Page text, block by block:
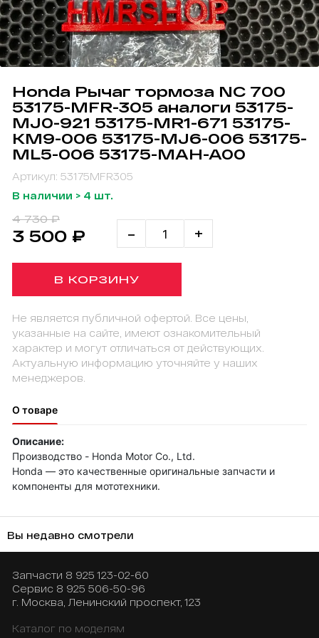
Honda Рычаг тормоза NC 700
53175-MFR-305 аналоги 53175-
MJ0-921 53175-MR1-671 53175-
KM9-006 53175-MJ6-006 53175-
ML5-006 53175-MAH-A00
Артикул: 53175MFR305
В наличии > 4 шт.
4 730 ₽
3 500 ₽ - +
В КОРЗИНУ
Не является публичной офертой. Все цены,
указанные на сайте, имеют ознакомительный
характер и могут отличаться от действующих.
Актуальную информацию уточняйте у наших
менеджеров.
О товаре
Описание:
Производство - Honda Motor Co., Ltd.
Honda — это качественные оригинальные запчасти и
компоненты для мототехники.
Вы недавно смотрели
Запчасти 8 925 123-02-60
Сервис 8 925 506-50-96
г. Москва, Ленинский проспект, 123
Каталог по моделям